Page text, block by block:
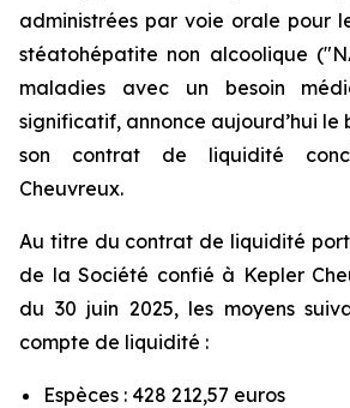
administrées par voie orale pour
stéatohépatite non alcoolique
maladies avec un besoin
significatif, annonce aujourd’hui le
son contrat de liquidité
Cheuvreux.
Au titre du contrat de liquidité
de la Société confié à Kepler
du 30 juin 2025, les moyens
compte de liquidité :
Espèces : 428 212,57 euros